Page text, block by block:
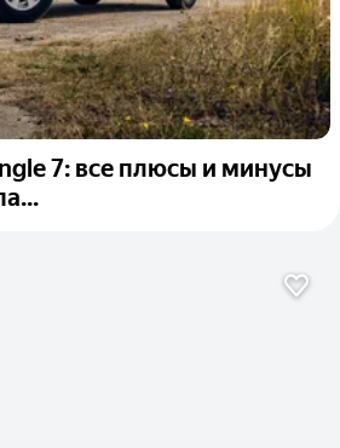
7: все плюсы и минусы